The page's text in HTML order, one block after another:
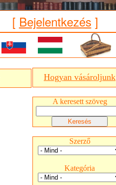
[ Bejelentkezés ]
Hogyan vásároljunk
A keresett szöveg
Szerző
Kategória